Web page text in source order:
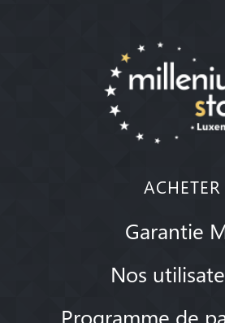
ACHETER
Garantie
Nos
Programme de